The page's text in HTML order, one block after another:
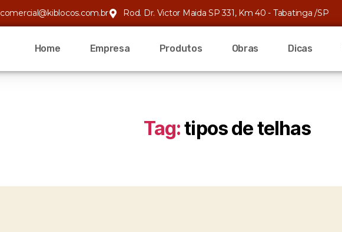
comercial@kiblocos.com.br Rod. Dr. Victor Maida SP 331, Km 40 - Tabatinga /SP
Home Empresa Produtos Obras Dicas
Tag:tipos de telhas